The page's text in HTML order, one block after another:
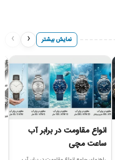
نمایش بیشتر ‹
›
انواع مقاومت در برابر آب
ساعت مچی